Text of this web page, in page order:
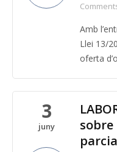
Amb
Llei 13/
oferta
3
juny
sobre